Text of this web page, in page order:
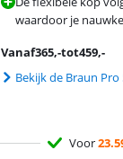
waardoor je
Vanaf365,-tot459,-
Bekijk de Braun Pro
Voor